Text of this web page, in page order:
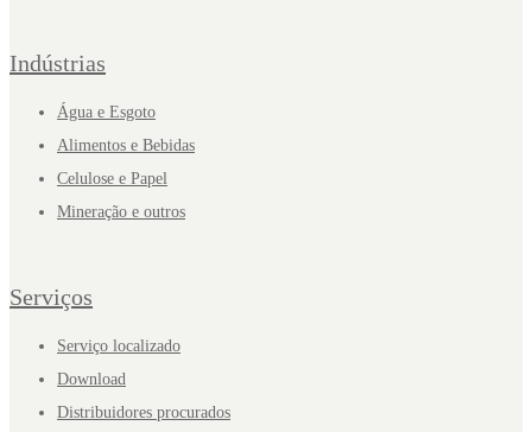
Indústrias
Água e Esgoto
Alimentos e Bebidas
Celulose e Papel
Mineração e outros
Serviços
Serviço localizado
Download
Distribuidores procurados